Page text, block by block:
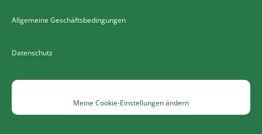
Allgemeine Geschäftsbedingungen
Datenschutz
Meine Cookie-Einstellungen ändern